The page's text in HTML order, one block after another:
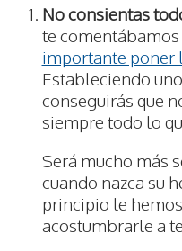
No consientas
te
importante poner
Estableciendo
conseguirás que
siempre todo lo
Será mucho más
cuando nazca su
principio le
acostumbrarle a